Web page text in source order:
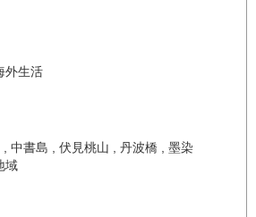
外生活
中書島 , 伏見桃山 , 丹波橋 , 墨染
域